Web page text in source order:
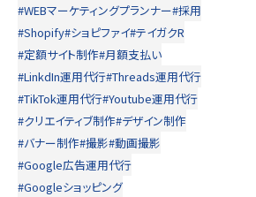
#WEBマーケティングプランナー#採用
#Shopify#ショピファイ#テイガクR
#定額サイト制作#月額支払い
#LinkdIn運用代行#Threads運用代行
#TikTok運用代行#Youtube運用代行
#クリエイティブ制作#デザイン制作
#バナー制作#撮影#動画撮影
#Google広告運用代行
#Googleショッピング